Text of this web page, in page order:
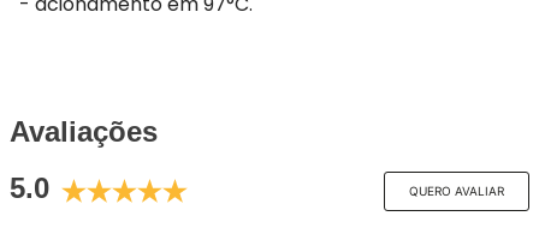
Avaliações
5.0
QUERO AVALIAR